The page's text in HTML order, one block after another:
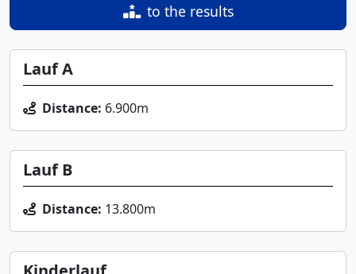
to the results
Lauf A
Distance: 6.900m
Lauf B
Distance: 13.800m